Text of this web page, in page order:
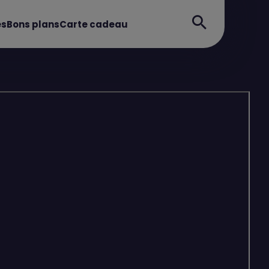
Bons plansCarte cadeau